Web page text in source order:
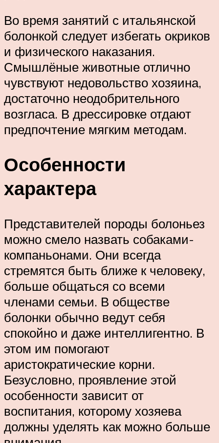
Во время занятий с итальянской
болонкой следует избегать окриков
и физического наказания.
Смышлёные животные отлично
чувствуют недовольство хозяина,
достаточно неодобрительного
возгласа. В дрессировке отдают
предпочтение мягким методам.
Особенности
характера
Представителей породы болоньез
можно смело назвать собаками-
компаньонами. Они всегда
стремятся быть ближе к человеку,
больше общаться со всеми
членами семьи. В обществе
болонки обычно ведут себя
спокойно и даже интеллигентно. В
этом им помогают
аристократические корни.
Безусловно, проявление этой
особенности зависит от
воспитания, которому хозяева
должны уделять как можно больше